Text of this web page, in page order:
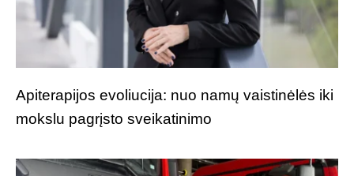
Apiterapijos evoliucija: nuo namų vaistinėlės iki
mokslu pagrįsto sveikatinimo